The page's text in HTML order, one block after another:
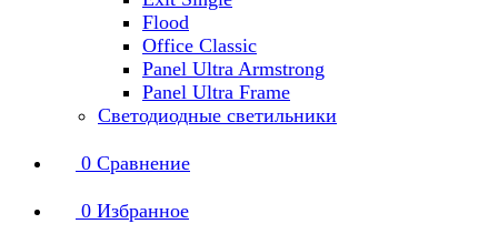
Flood
Office Classic
Panel Ultra Armstrong
Panel Ultra Frame
Светодиодные светильники
0 Сравнение
0 Избранное